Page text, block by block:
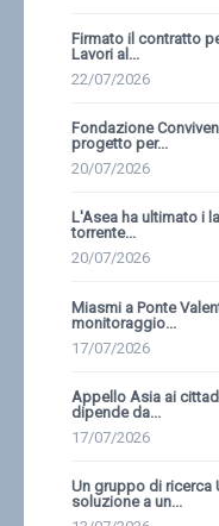
Firmato il contratto
Lavori al...
22/07/2026
Fondazione
progetto per...
20/07/2026
L'Asea ha ultimato i
torrente...
20/07/2026
Miasmi a Ponte
monitoraggio...
17/07/2026
Appello Asia ai
dipende da...
17/07/2026
Un gruppo di ricerca
soluzione a un...